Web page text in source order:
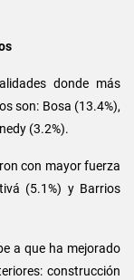
donde más
son: Bosa (13.4%),
(3.2%).
con mayor fuerza
(5.1%) y Barrios
a que ha mejorado
construcción